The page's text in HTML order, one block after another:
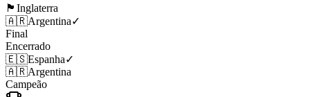
🏴󠁧󠁢󠁥󠁮󠁧󠁿 Inglaterra
🇦🇷Argentina✓
Final
Encerrado
🇪🇸Espanha✓
🇦🇷Argentina
Campeão